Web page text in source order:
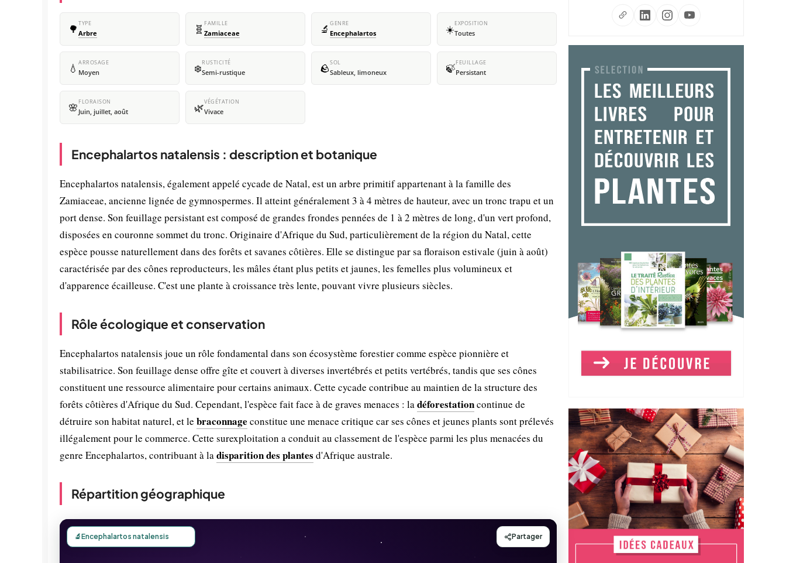
🌳 TYPE
Arbre 🧬 FAMILLE
Zamiaceae 🔬 GENRE
Encephalartos ☀️EXPOSITION
Toutes
💧 ARROSAGE
Moyen ❄️RUSTICITÉ
Semi-rustique 🪨SOL
Sableux, limoneux 🍃FEUILLAGE
Persistant
🌸 FLORAISON
Juin, juillet, août 🌿VÉGÉTATION
Vivace
Encephalartos natalensis : description et botanique
Encephalartos natalensis, également appelé cycade de Natal, est un arbre primitif appartenant à la famille des
Zamiaceae, ancienne lignée de gymnospermes. Il atteint généralement 3 à 4 mètres de hauteur, avec un tronc trapu et un
port dense. Son feuillage persistant est composé de grandes frondes pennées de 1 à 2 mètres de long, d'un vert profond,
disposées en couronne sommet du tronc. Originaire d'Afrique du Sud, particulièrement de la région du Natal, cette
espèce pousse naturellement dans des forêts et savanes côtières. Elle se distingue par sa floraison estivale (juin à août)
caractérisée par des cônes reproducteurs, les mâles étant plus petits et jaunes, les femelles plus volumineux et
d'apparence écailleuse. C'est une plante à croissance très lente, pouvant vivre plusieurs siècles.
Rôle écologique et conservation
Encephalartos natalensis joue un rôle fondamental dans son écosystème forestier comme espèce pionnière et
stabilisatrice. Son feuillage dense offre gîte et couvert à diverses invertébrés et petits vertébrés, tandis que ses cônes
constituent une ressource alimentaire pour certains animaux. Cette cycade contribue au maintien de la structure des
forêts côtières d'Afrique du Sud. Cependant, l'espèce fait face à de graves menaces : ladéforestationcontinue de
détruire son habitat naturel, et le braconnage constitue une menace critique car ses cônes et jeunes plants sont prélevés
illégalement pour le commerce. Cette surexploitation a conduit au classement de l'espèce parmi les plus menacées du
genre Encephalartos, contribuant à ladisparition des plantes d'Afrique australe.
Répartition géographique